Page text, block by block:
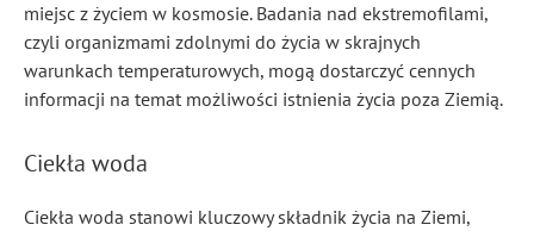
miejsc z życiem w kosmosie. Badania nad ekstremofilami,
czyli organizmami zdolnymi do życia w skrajnych
warunkach temperaturowych, mogą dostarczyć cennych
informacji na temat możliwości istnienia życia poza Ziemią.
Ciekła woda
Ciekła woda stanowi kluczowy składnik życia na Ziemi,